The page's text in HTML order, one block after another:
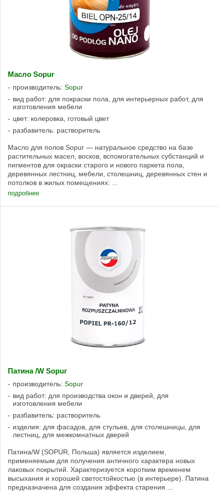
Масло Sopur
производитель: Sopur
вид работ: для покраски пола, для интерьерных работ, для
изготовления мебели
цвет: колеровка, готовый цвет
разбавитель: растворитель
Масло для полов Sopur — натуральное средство на базе
растительных масел, восков, вспомогательных субстанций и
пигментов для окраски старого и нового паркета пола,
деревянных лестниц, мебели, столешниц, деревянных стен и
потолков в жилых помещениях: ...
подробнее
Патина /W Sopur
производитель: Sopur
вид работ: для производства окон и дверей, для
изготовления мебели
разбавитель: растворитель
изделия: для фасадов, для стульев, для столешницы, для
лестниц, для межкомнатных дверей
Патина/W (SOPUR, Польша) является изделием,
применяемым для получения античного характера новых
лаковых покрытий. Характеризуется коротким временем
высыхания и хорошей светостойкостью (в интерьере). Патина
предназначена для создания эффекта старения ...